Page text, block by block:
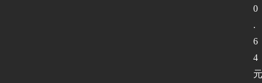
0
.
6
4
元